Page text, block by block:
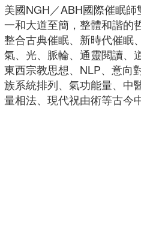
美國NGH／ABH國際催眠
一和大道至簡，整體和諧的
整合古典催眠、新時代催眠
氣、光、脈輪、通靈閱讀、
東西宗教思想、NLP、意向
族系統排列、氣功能量、中
量相法、現代祝由術等古今